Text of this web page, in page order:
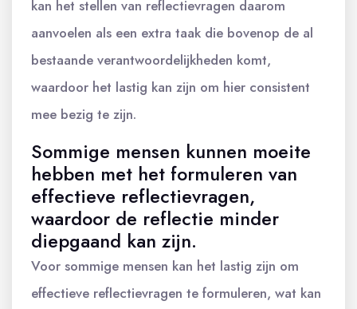
kan het stellen van reflectievragen daarom
aanvoelen als een extra taak die bovenop de al
bestaande verantwoordelijkheden komt,
waardoor het lastig kan zijn om hier consistent
mee bezig te zijn.
Sommige mensen kunnen moeite
hebben met het formuleren van
effectieve reflectievragen,
waardoor de reflectie minder
diepgaand kan zijn.
Voor sommige mensen kan het lastig zijn om
effectieve reflectievragen te formuleren, wat kan